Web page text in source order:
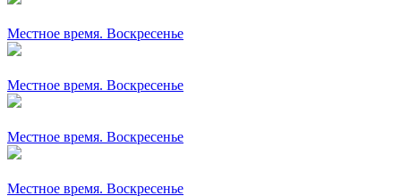
Местное время. Воскресенье
Местное время. Воскресенье
Местное время. Воскресенье
Местное время. Воскресенье